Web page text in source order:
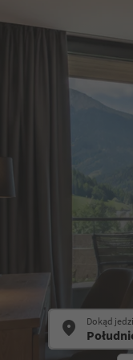
Dokąd